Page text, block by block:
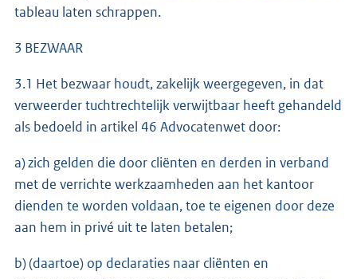
tableau laten schrappen.
3 BEZWAAR
3.1 Het bezwaar houdt, zakelijk weergegeven, in dat
verweerder tuchtrechtelijk verwijtbaar heeft gehandeld
als bedoeld in artikel 46 Advocatenwet door:
a) zich gelden die door cliënten en derden in verband
met de verrichte werkzaamheden aan het kantoor
dienden te worden voldaan, toe te eigenen door deze
aan hem in privé uit te laten betalen;
b) (daartoe) op declaraties naar cliënten en